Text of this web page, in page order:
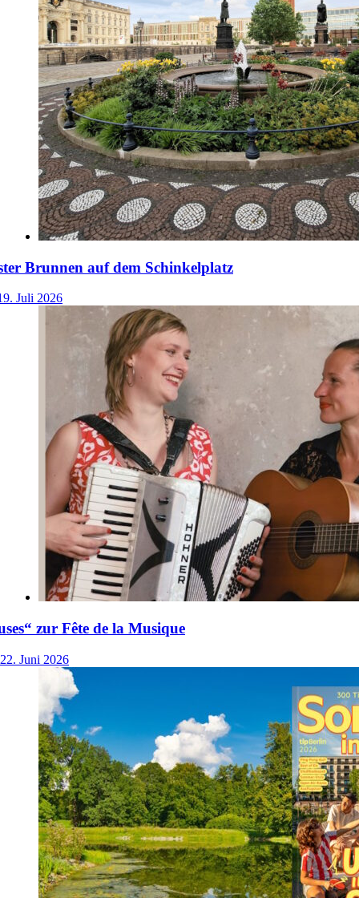
Brunnen auf dem Schinkelplatz
Juli 2026
zur Fête de la Musique
22. Juni 2026